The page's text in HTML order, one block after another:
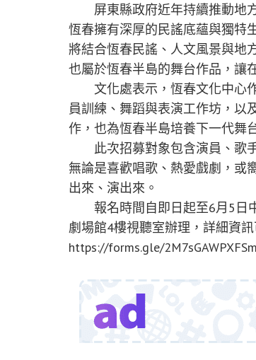
屏東縣政府近年持續推動地方
恆春擁有深厚的民謠底蘊與獨特
將結合恆春民謠、人文風景與地
也屬於恆春半島的舞台作品，讓
文化處表示，恆春文化中心作
員訓練、舞蹈與表演工作坊，以
作，也為恆春半島培養下一代舞
此次招募對象包含演員、歌手
無論是喜歡唱歌、熱愛戲劇，或
出來、演出來。
報名時間自即日起至6月5日
劇場館4樓視聽室辦理，詳細資
https://forms.gle/